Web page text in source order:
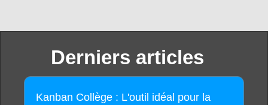
Derniers articles
Kanban Collège : L'outil idéal pour la